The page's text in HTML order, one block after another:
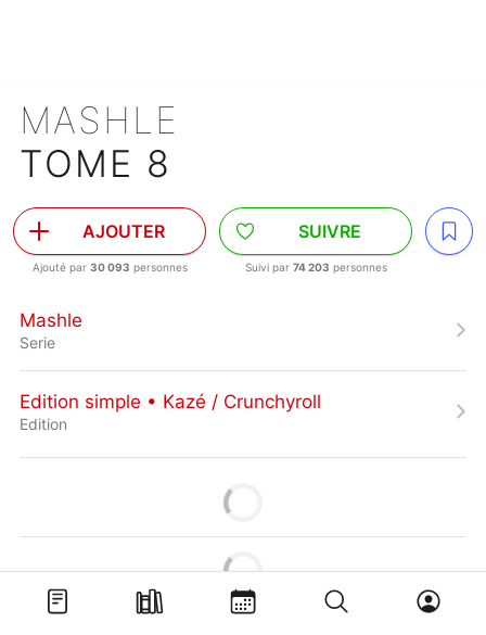
MASHLE
TOME 8
AJOUTER
Ajouté par 30 093 personnes
SUIVRE
Suivi par 74 203 personnes
Mashle
Serie
Edition simple • Kazé / Crunchyroll
Edition